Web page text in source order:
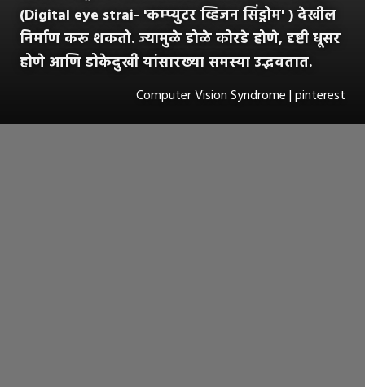
(Digital eye strai- 'कम्प्युटर व्हिजन सिंड्रोम' ) देखील
निर्माण करू शकतो. ज्यामुळे डोळे कोरडे होणे, दृष्टी धूसर
होणे आणि डोकेदुखी यांसारख्या समस्या उद्भवतात.
Computer Vision Syndrome | pinterest